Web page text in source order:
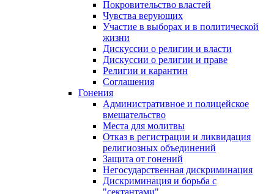
Покровительство властей
Чувства верующих
Участие в выборах и в политической
жизни
Дискуссии о религии и власти
Дискуссии о религии и праве
Религии и карантин
Соглашения
Гонения
Административное и полицейское
вмешательство
Места для молитвы
Отказ в регистрации и ликвидация
религиозных объединений
Защита от гонений
Негосударственная дискриминация
Дискриминация и борьба с